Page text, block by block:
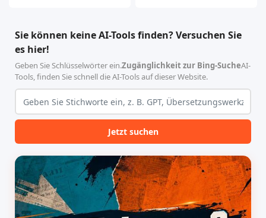
Nature、Science、Cell 等）
的论文撰写与发表流程设计。
该工具集以智能体插...
（如 VPS）设计。它完全采用
无需安装...
Sie können keine AI-Tools finden? Versuchen Sie
es hier!
Geben Sie Schlüsselwörter ein.Zugänglichkeit zur Bing-SucheAI-
Tools, finden Sie schnell die AI-Tools auf dieser Website.
Jetzt suchen